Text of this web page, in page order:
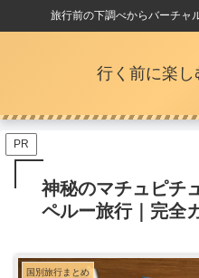
旅行前の下調べからバーチャ
行く前に楽
PR
神秘のマチュピチ
ペルー旅行｜完全
国別旅行まとめ